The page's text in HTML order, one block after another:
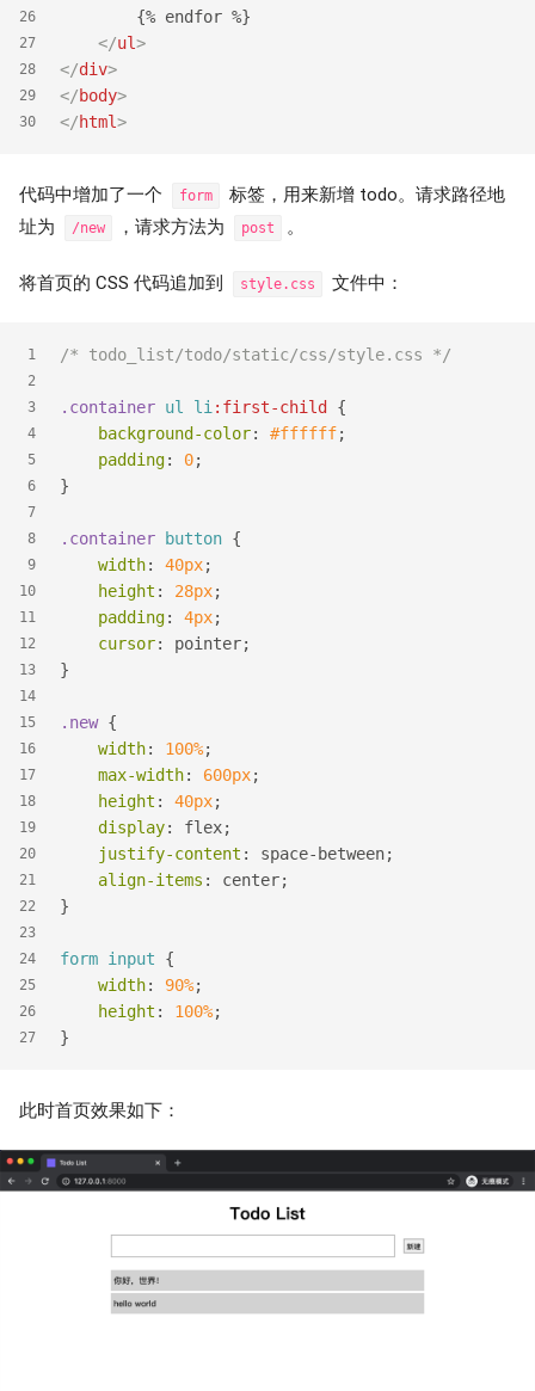
26
27
28
29
30
        {% endfor %}
</ul>
</div>
</body>
</html>
代码中增加了一个 form
标签，用来新增 todo。请求路径地
址为
/new ，请求方法为 post 。
将首页的 CSS 代码追加到 style.css 文件中：
1
2
3
4
5
6
7
8
9
10
11
12
13
14
15
16
17
18
19
20
21
22
23
24
25
26
27
/* todo_list/todo/static/css/style.css */
.container ul li :first-child
{
background-color: #ffffff;
padding: 0;
}
.container button {
width: 40px;
height : 28px;
padding: 4px;
cursor: pointer;
}
.new {
width: 100%;
max-width: 600px;
height : 40px;
display: flex;
justify-content : space-between;
align-items : center;
}
form input {
width: 90%;
height : 100%;
}
此时首页效果如下：